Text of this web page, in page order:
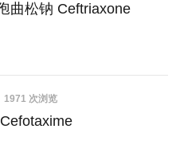
注射用头孢曲松钠 Ceftriaxone
1971 次浏览
头孢噻肟 Cefotaxime